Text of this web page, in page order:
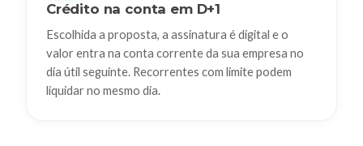
Crédito na conta em D+1
Escolhida a proposta, a assinatura é digital e o
valor entra na conta corrente da sua empresa no
dia útil seguinte. Recorrentes com limite podem
liquidar no mesmo dia.